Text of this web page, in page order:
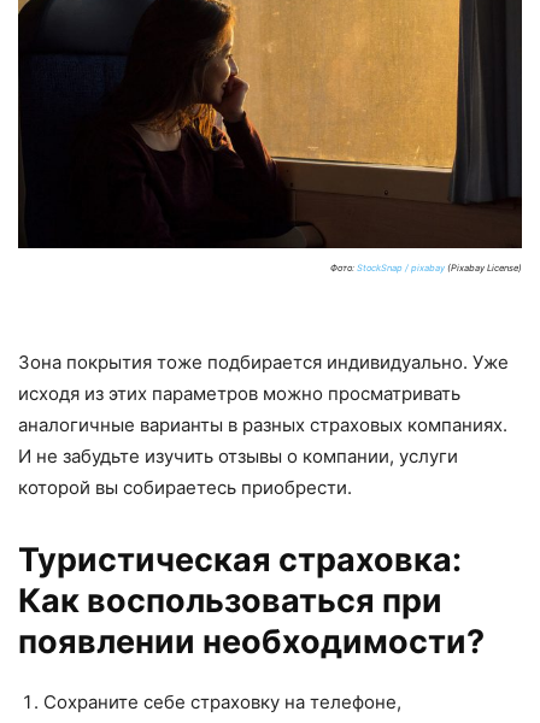
Фото: StockSnap / pixabay (Pixabay License)
Зона покрытия тоже подбирается индивидуально. Уже
исходя из этих параметров можно просматривать
аналогичные варианты в разных страховых компаниях.
И не забудьте изучить отзывы о компании, услуги
которой вы собираетесь приобрести.
Туристическая страховка:
Как воспользоваться при
появлении необходимости?
Сохраните себе страховку на телефоне,